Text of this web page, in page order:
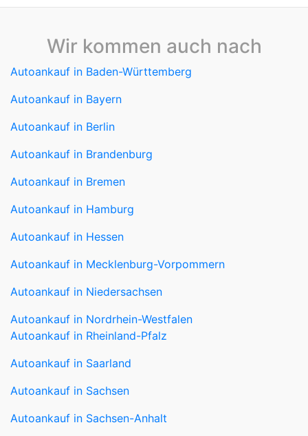
Wir kommen auch nach
Autoankauf in Baden-Württemberg
Autoankauf in Bayern
Autoankauf in Berlin
Autoankauf in Brandenburg
Autoankauf in Bremen
Autoankauf in Hamburg
Autoankauf in Hessen
Autoankauf in Mecklenburg-Vorpommern
Autoankauf in Niedersachsen
Autoankauf in Nordrhein-Westfalen
Autoankauf in Rheinland-Pfalz
Autoankauf in Saarland
Autoankauf in Sachsen
Autoankauf in Sachsen-Anhalt